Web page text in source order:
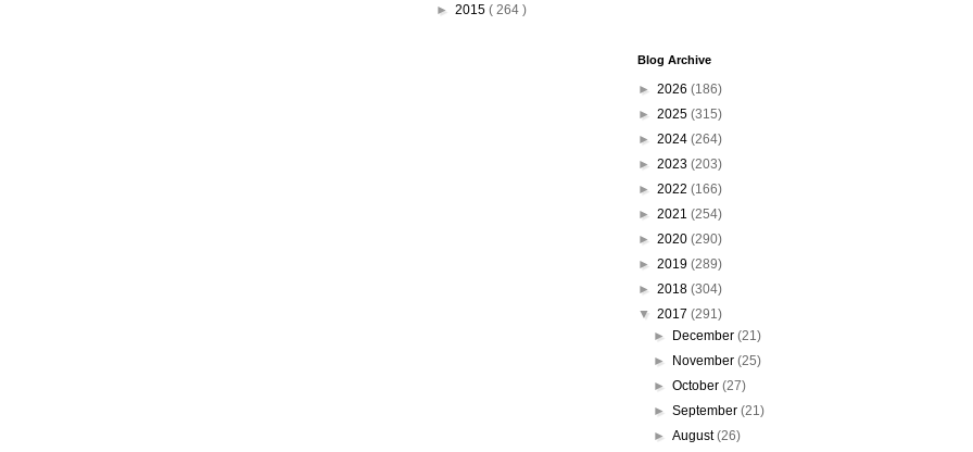
► 2015 ( 264 )
Blog Archive
► 2026 (186)
► 2025 (315)
► 2024 (264)
► 2023 (203)
► 2022 (166)
► 2021 (254)
► 2020 (290)
► 2019 (289)
► 2018 (304)
▼ 2017 (291)
►
December (21)
►
November (25)
► October (27)
► September (21)
► August(26)